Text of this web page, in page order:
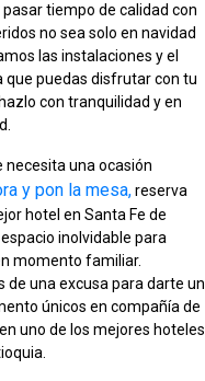
tiempo de calidad con
no sea solo en navidad
las instalaciones y el
que puedas disfrutar con tu
con tranquilidad y en
necesita una ocasión
y pon la mesa,reserva
hotel en Santa Fe de
inolvidable para
momento familiar.
de una excusa para darte un
únicos en compañía de
uno de los mejores hoteles